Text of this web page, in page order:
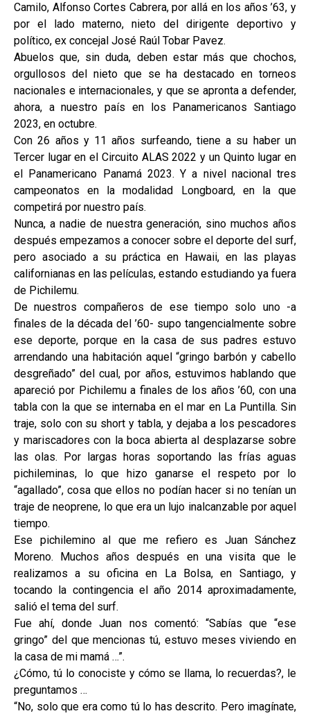
Camilo, Alfonso Cortes Cabrera, por allá en los años ’63, y
por el lado materno, nieto del dirigente deportivo y
político, ex concejal José Raúl Tobar Pavez.
Abuelos que, sin duda, deben estar más que chochos,
orgullosos del nieto que se ha destacado en torneos
nacionales e internacionales, y que se apronta a defender,
ahora, a nuestro país en los Panamericanos Santiago
2023, en octubre.
Con 26 años y 11 años surfeando, tiene a su haber un
Tercer lugar en el Circuito ALAS 2022 y un Quinto lugar en
el Panamericano Panamá 2023. Y a nivel nacional tres
campeonatos en la modalidad Longboard, en la que
competirá por nuestro país.
Nunca, a nadie de nuestra generación, sino muchos años
después empezamos a conocer sobre el deporte del surf,
pero asociado a su práctica en Hawaii, en las playas
californianas en las películas, estando estudiando ya fuera
de Pichilemu.
De nuestros compañeros de ese tiempo solo uno -a
finales de la década del ’60- supo tangencialmente sobre
ese deporte, porque en la casa de sus padres estuvo
arrendando una habitación aquel “gringo barbón y cabello
desgreñado” del cual, por años, estuvimos hablando que
apareció por Pichilemu a finales de los años ’60, con una
tabla con la que se internaba en el mar en La Puntilla. Sin
traje, solo con su short y tabla, y dejaba a los pescadores
y mariscadores con la boca abierta al desplazarse sobre
las olas. Por largas horas soportando las frías aguas
pichileminas, lo que hizo ganarse el respeto por lo
“agallado”, cosa que ellos no podían hacer si no tenían un
traje de neoprene, lo que era un lujo inalcanzable por aquel
tiempo.
Ese pichilemino al que me refiero es Juan Sánchez
Moreno. Muchos años después en una visita que le
realizamos a su oficina en La Bolsa, en Santiago, y
tocando la contingencia el año 2014 aproximadamente,
salió el tema del surf.
Fue ahí, donde Juan nos comentó: “Sabías que “ese
gringo” del que mencionas tú, estuvo meses viviendo en
la casa de mi mamá …”.
¿Cómo, tú lo conociste y cómo se llama, lo recuerdas?, le
preguntamos …
“No, solo que era como tú lo has descrito. Pero imagínate,